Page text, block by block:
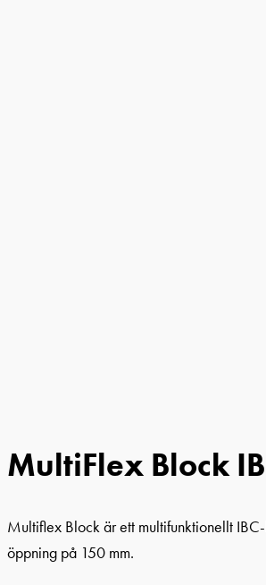
MultiFlex Block
Multiflex Block är ett multifunktionellt
öppning på 150 mm.